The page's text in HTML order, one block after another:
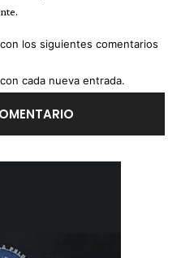
los siguientes comentarios
cada nueva entrada.